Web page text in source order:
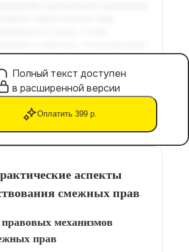
Полный текст доступен
в расширенной версии
Оплатить 399 р.
аспекты
смежных прав
правовых механизмов
прав